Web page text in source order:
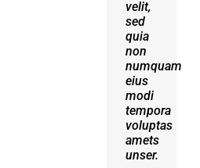
velit,
sed
quia
non
numquam
eius
modi
tempora
voluptas
amets
unser.
ultrices
dui.
Curabitur
ac
felis
arcu
sadips
ipsums
fugiats
nemis.